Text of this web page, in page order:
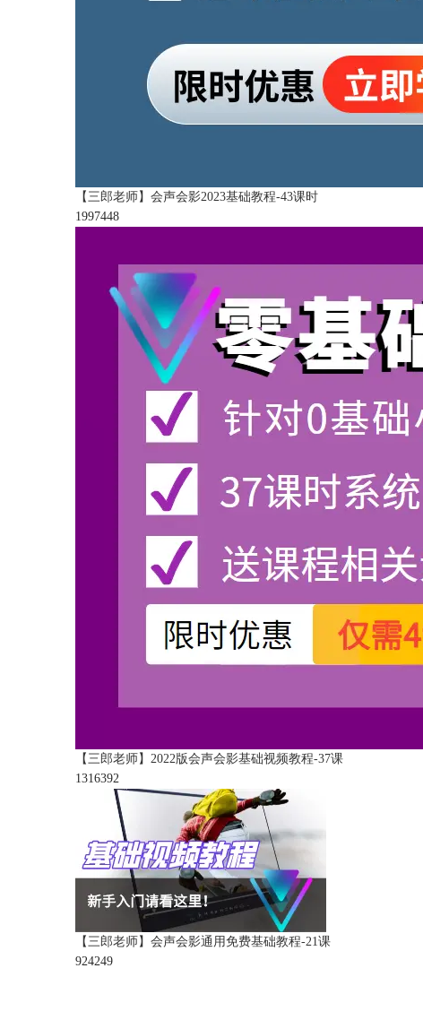
【三郎老师】会声会影2023基础教程-43课时
1997448
【三郎老师】2022版会声会影基础视频教程-37课
1316392
【三郎老师】会声会影通用免费基础教程-21课
924249